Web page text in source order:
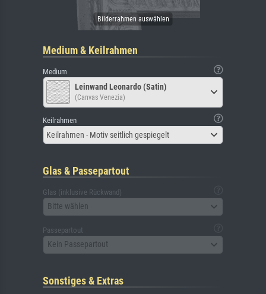
Medium & Keilrahmen
Medium
Leinwand Leonardo (Satin)
(Canvas Venezia)
Keilrahmen
Keilrahmen - Motiv seitlich gespiegelt
Glas & Passepartout
Glas (inklusive Rückwand)
Bitte wählen
Passepartout
Kein Passepartout
Sonstiges & Extras